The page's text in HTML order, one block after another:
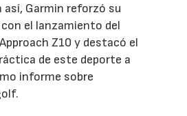
así, Garmin reforzó su
el lanzamiento del
Z10 y destacó el
de este deporte a
informe sobre